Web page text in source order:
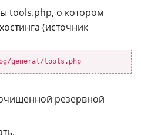
tools.php, о котором
(источник
general/tools.php
резервной